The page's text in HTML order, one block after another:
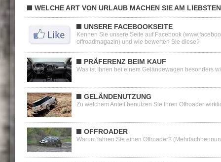
WELCHE ART VON URLAUB MACHEN SIE AM
UNSERE FACEBOOKSEITE
Kennen Sie unsere Seite auf Facebook
offroadmagazin) und wie bewerten Sie diese?
PRÄFERENZ BEIM KAUF
Was ist Ihnen bei einem Geländewagen besonders
GELÄNDENUTZUNG
Zu welchem Anteil benutzen Sie Ihren Offroader
OFFROADER
Warum fahren Sie einen Offroader?